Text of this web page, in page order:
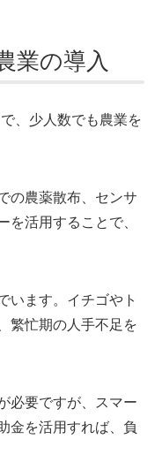
業の導入
、少人数でも農業を
の農薬散布、センサ
活用することで、
います。イチゴやト
繁忙期の人手不足を
必要ですが、スマー
金を活用すれば、負